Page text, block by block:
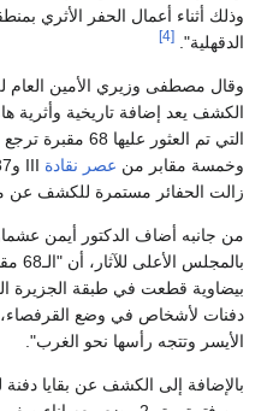
وذلك أثناء أعمال الحفر الأثري
الدقهلية".
وقال مصطفى وزيري الأمين العام
الكشف يعد إضافة تاريخية وأثرية
التي تم العثور عليها 68 مقبرة ترجع لمرحلة حضارة
وخمسة مقابر منعصر نقادةIII و37 مقبرة من عصر
زالت الحفائر مستمرة للكشف عن
من جانبه أضاف الدكتور أيمن عشماوي
بالمجلس
بيضاوية قطعت في طبقة الجزيرة
دفنات لأشخاص في وضع القرفصاء،
الأيسر وتتجه رأسها نحو الغرب".
بالإضافة إلى الكشف عن بقايا دفنة